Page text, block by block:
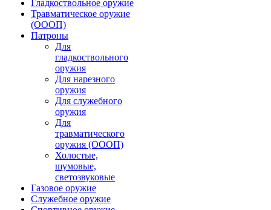
Гладкоствольное оружие
Травматическое оружие
(ОООП)
Патроны
Для
гладкоствольного
оружия
Для нарезного
оружия
Для служебного
оружия
Для
травматического
оружия (ОООП)
Холостые,
шумовые,
светозвуковые
Газовое оружие
Служебное оружие